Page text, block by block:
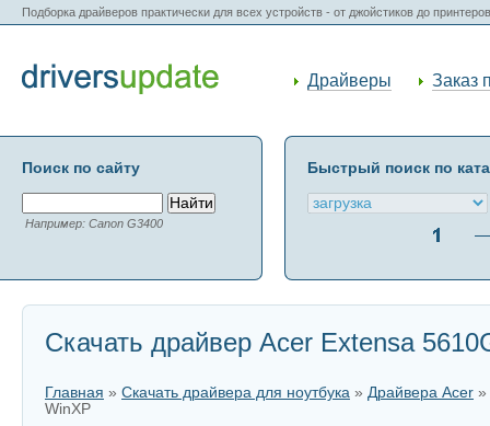
Подборка драйверов практически для всех устройств - от джойстиков до
Драйверы Заказ
Поиск по сайту
Например: Canon G3400
Быстрый поиск по
Скачать драйвер Acer Extensa
Главная » Скачать драйвера для ноутбука » Драйвера Acer »
WinXP